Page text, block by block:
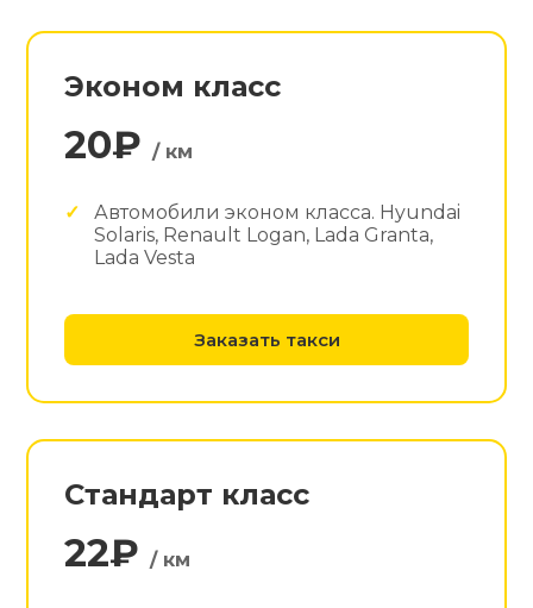
Эконом класс
20₽/ км
Автомобили эконом класса. Hyundai
Solaris, Renault Logan, Lada Granta,
Lada Vesta
Заказать такси
Стандарт класс
22₽/ км